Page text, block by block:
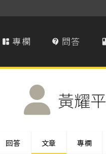
 專欄  問答 
黃耀平
回答 文章 專欄